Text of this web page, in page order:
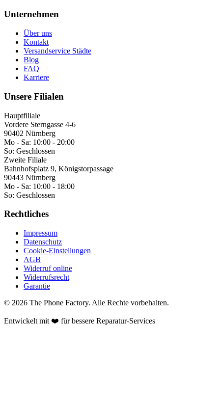
Unternehmen
Über uns
Kontakt
Versandservice Städte
Blog
FAQ
Karriere
Unsere Filialen
Hauptfiliale
Vordere Sterngasse 4-6
90402 Nürnberg
Mo - Sa: 10:00 - 20:00
So: Geschlossen
Zweite Filiale
Bahnhofsplatz 9, Königstorpassage
90443 Nürnberg
Mo - Sa: 10:00 - 18:00
So: Geschlossen
Rechtliches
Impressum
Datenschutz
Cookie-Einstellungen
AGB
Widerruf online
Widerrufsrecht
Garantie
© 2026 The Phone Factory. Alle Rechte vorbehalten.
Entwickelt mit ❤️ für bessere Reparatur-Services